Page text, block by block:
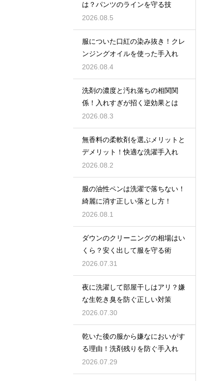
は？パンツのラインを守る技
2026.08.5
服についた口紅の染み抜き！クレ
ンジングオイルを使った手入れ
2026.08.4
洗剤の濃度と汚れ落ちの相関関
係！入れすぎが招く逆効果とは
2026.08.3
無香料の柔軟剤を選ぶメリットと
デメリット！快適な洗濯手入れ
2026.08.2
服の油性ペンは洗濯で落ちない！
綺麗に消す正しい落とし方！
2026.08.1
ダウンのクリーニングの相場はい
くら？安く出して服を守る術
2026.07.31
夜に洗濯して部屋干しはアリ？嫌
な生乾き臭を防ぐ正しい対策
2026.07.30
乾いた後の服から嫌なにおいがす
る理由！洗剤残りを防ぐ手入れ
2026.07.29